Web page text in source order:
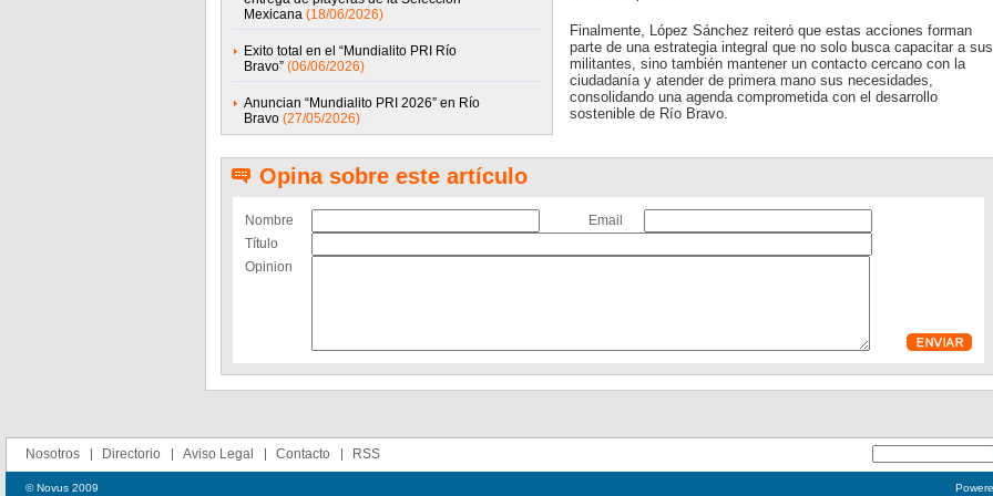
Mexicana (18/06/2026)
Exito total en el “Mundialito PRI Río
Bravo” (06/06/2026)
Anuncian “Mundialito PRI 2026” en Río
Bravo (27/05/2026)
Finalmente, López Sánchez reiteró que estas acciones forman
parte de una estrategia integral que no solo busca capacitar a sus
militantes, sino también mantener un contacto cercano con la
ciudadanía y atender de primera mano sus necesidades,
consolidando una agenda comprometida con el desarrollo
sostenible de Río Bravo.
Opina sobre este artículo
Nombre
Email
Título
Opinion
Nosotros Directorio Aviso Legal Contacto RSS
© Novus 2009